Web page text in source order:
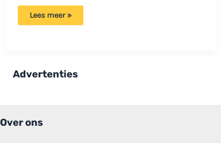
Tweelingbroer
fataal
geworden’
Lees meer »
Advertenties
Over ons